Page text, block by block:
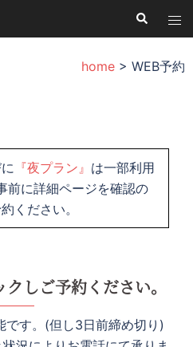
検
索
ト
グ
ル
home > WEB予約
『夜プラン』 は一部利用
前に詳細ページを確認の
ください。
しご予約ください。
です。(但し3日前締め切り)